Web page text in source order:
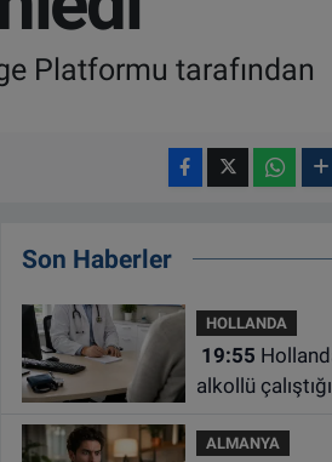
Platformu tarafından
Son Haberler
HOLLANDA
19:55
alkollü çalıştığı
çalışma yasağı
ALMANYA